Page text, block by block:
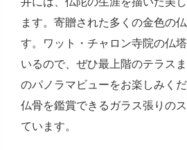
ます。寄贈された多くの金色の
す。ワット・チャロン寺院の仏
いるので、ぜひ最上階のテラス
のパノラマビューをお楽しみく
仏骨を鑑賞できるガラス張りの
ています。